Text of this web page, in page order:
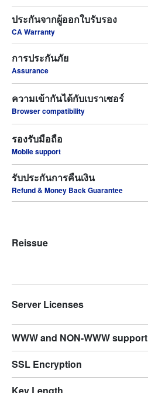
ประกันจากผู้ออกใบรับรอง
CA Warranty
การประกันภัย
Assurance
ความเข้ากันได้กับเบราเซอร์
Browser compatibility
รองรับมือถือ
Mobile support
รับประกันการคืนเงิน
Refund & Money Back Guarantee
Reissue
Server Licenses
WWW and NON-WWW support
SSL Encryption